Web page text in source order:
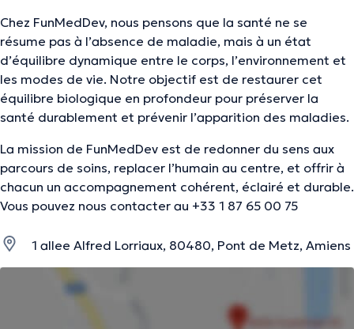
Chez FunMedDev, nous pensons que la santé ne se
résume pas à l’absence de maladie, mais à un état
d’équilibre dynamique entre le corps, l’environnement et
les modes de vie. Notre objectif est de restaurer cet
équilibre biologique en profondeur pour préserver la
santé durablement et prévenir l’apparition des maladies.
La mission de FunMedDev est de redonner du sens aux
parcours de soins, replacer l’humain au centre, et offrir à
chacun un accompagnement cohérent, éclairé et durable.
Vous pouvez nous contacter au +33 1 87 65 00 75
1 allee Alfred Lorriaux, 80480, Pont de Metz, Amiens